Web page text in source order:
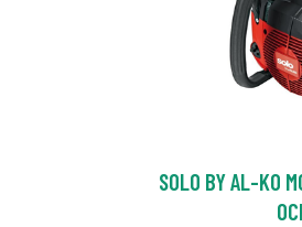
SOLO BY AL-KO